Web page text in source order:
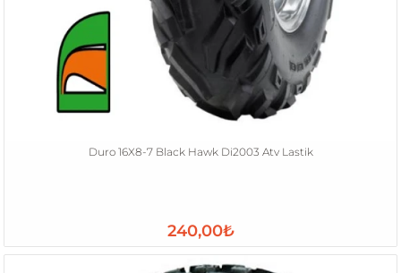
Duro 16X8-7 Black Hawk Di2003 Atv Lastik
240,00₺